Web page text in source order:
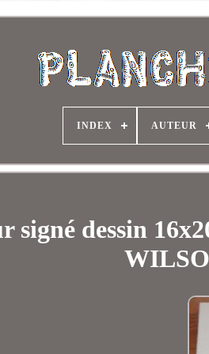
INDEX AUTEUR
signé dessin